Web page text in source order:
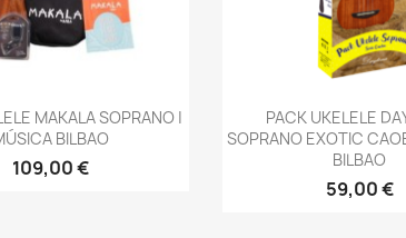
Vista rápida
MAKALA SOPRANO |
BILBAO
109,00 €
Vista
PACK UKELELE
SOPRANO EXOTIC
BILBAO
59,00 €